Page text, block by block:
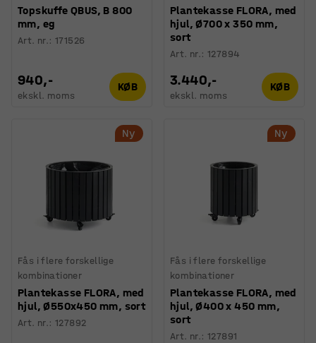
Topskuffe QBUS, B 800
mm, eg
Art. nr.:171526
940,-
ekskl. moms
KØB
Plantekasse FLORA, med
hjul, Ø700 x 350 mm,
sort
Art. nr.:127894
3.440,-
ekskl. moms
KØB
Ny
Fås i flere forskellige
kombinationer
Plantekasse FLORA, med
hjul, Ø550x450 mm, sort
Art. nr.:127892
Ny
Fås i flere forskellige
kombinationer
Plantekasse FLORA, med
hjul, Ø400 x 450 mm,
sort
Art. nr.:127891